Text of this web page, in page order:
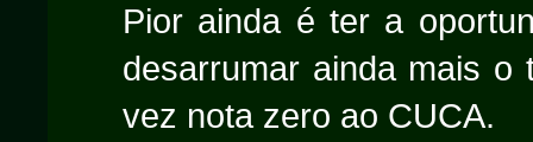
Pior ainda é ter a
desarrumar ainda mais o
vez nota zero ao CUCA.